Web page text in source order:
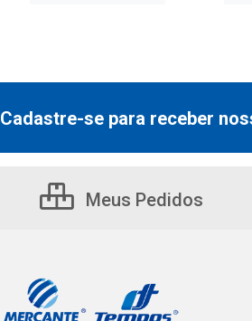
Cadastre-se para receber
Meus Pedidos